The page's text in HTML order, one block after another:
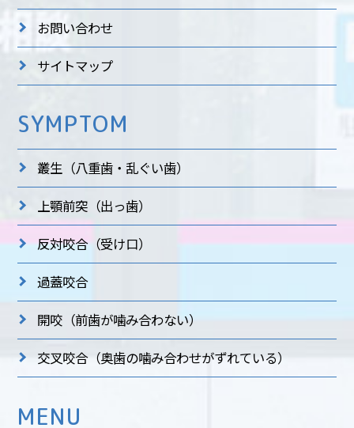
お問い合わせ
サイトマップ
SYMPTOM
叢生 （八重歯・乱ぐい歯）
上顎前突 （出っ歯）
反対咬合（受け口）
過蓋咬合
開咬 （前歯が噛み合わない）
交叉咬合（奥歯の噛み合わせがずれている）
MENU